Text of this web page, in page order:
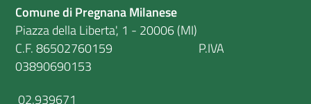
Comune di Pregnana Milanese
Piazza della Liberta', 1 - 20006 (MI)
C.F. 86502760159 P.IVA
03890690153
02.939671